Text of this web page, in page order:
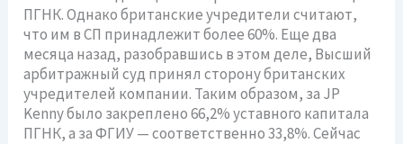
ПГНК. Однако британские учредители считают,
что им в СП принадлежит более 60%. Еще два
месяца назад, разобравшись в этом деле, Высший
арбитражный суд принял сторону британских
учредителей компании. Таким образом, за JP
Kennу было закреплено 66,2% уставного капитала
ПГНК, а за ФГИУ — соответственно 33,8%. Сейчас